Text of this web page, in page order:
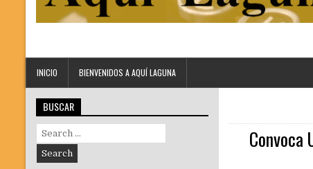
INICIO BIENVENIDOS A AQUÍ LAGUNA
Convoca
BUSCAR
Search
for: